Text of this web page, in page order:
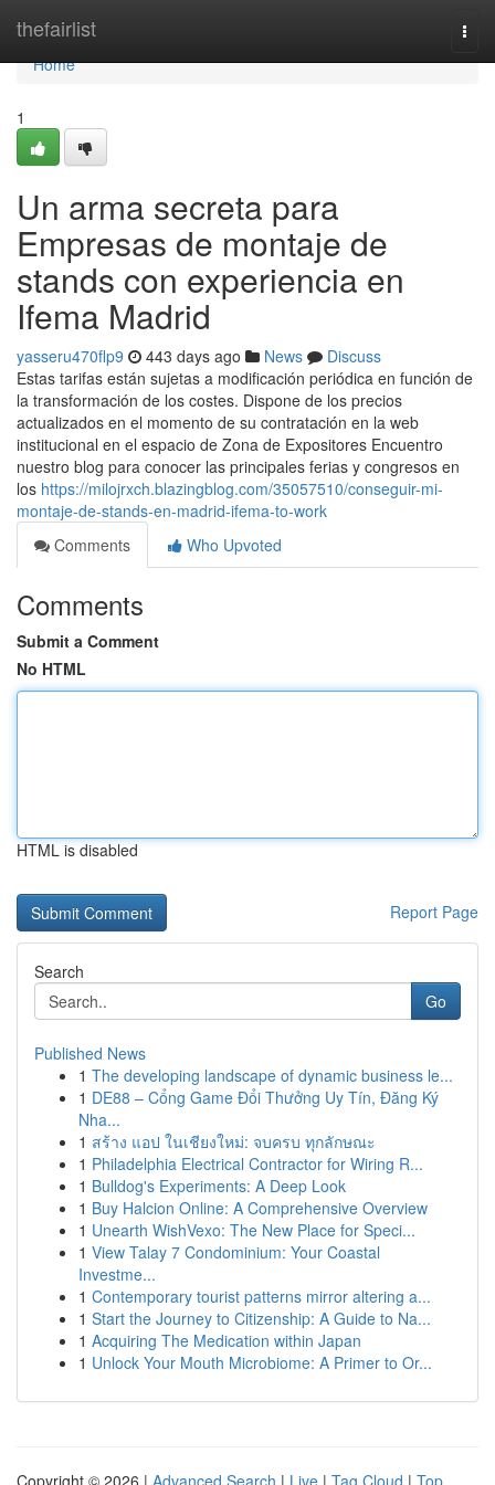
thefairlist
Home
Home
1
Un arma secreta para
Empresas de montaje de
stands con experiencia en
Ifema Madrid
yasseru470flp9 443 days ago News
Discuss
Estas tarifas están sujetas a modificación periódica en función de
la transformación de los costes. Dispone de los precios
actualizados en el momento de su contratación en la web
institucional en el espacio de Zona de Expositores Encuentro
nuestro blog para conocer las principales ferias y congresos en
los https://milojrxch.blazingblog.com/35057510/conseguir-mi-
montaje-de-stands-en-madrid-ifema-to-work
Comments
Who Upvoted
Comments
Submit a Comment
No HTML
HTML is disabled
Report Page
Search
Go
Published News
1 The developing landscape of dynamic business le...
1 DE88 – Cổng Game Đổi Thưởng Uy Tín, Đăng Ký
Nha...
1 สร้าง แอป ในเชียงใหม่: จบครบ ทุกลักษณะ
1 Philadelphia Electrical Contractor for Wiring R...
1 Bulldog's Experiments: A Deep Look
1 Buy Halcion Online: A Comprehensive Overview
1 Unearth WishVexo: The New Place for Speci...
1 View Talay 7 Condominium: Your Coastal
Investme...
1 Contemporary tourist patterns mirror altering a...
1 Start the Journey to Citizenship: A Guide to Na...
1 Acquiring The Medication within Japan
1 Unlock Your Mouth Microbiome: A Primer to Or...
Copyright © 2026 | Advanced Search | Live | Tag Cloud | Top